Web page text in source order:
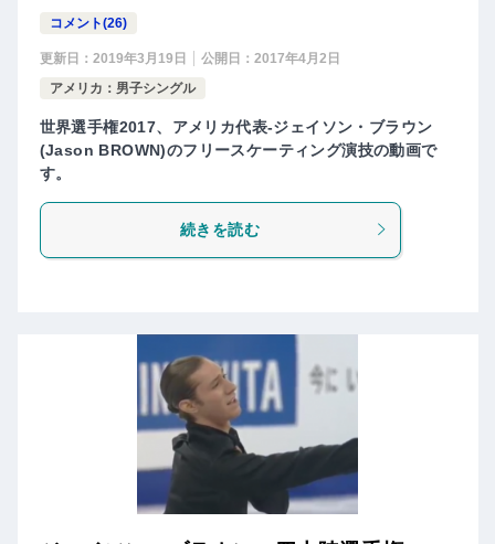
コメント(26)
更新日： 2019年3月19日 公開日： 2017年4月2日
アメリカ：男子シングル
世界選手権2017、アメリカ代表-ジェイソン・ブラウン
(Jason BROWN)のフリースケーティング演技の動画で
す。
続きを読む